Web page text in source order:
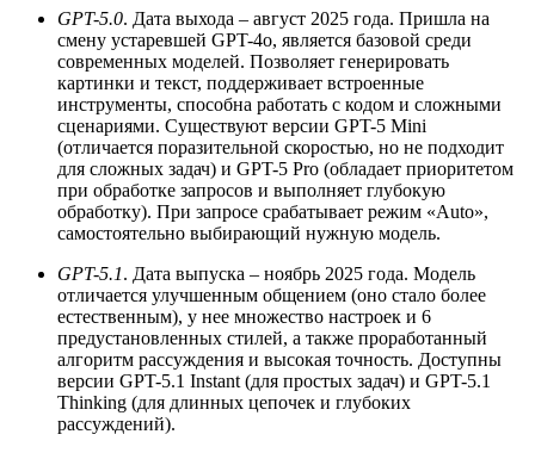
GPT-5.0. Дата выхода – август 2025 года. Пришла на
смену устаревшей GPT-4o, является базовой среди
современных моделей. Позволяет генерировать
картинки и текст, поддерживает встроенные
инструменты, способна работать с кодом и сложными
сценариями. Существуют версии GPT-5 Mini
(отличается поразительной скоростью, но не подходит
для сложных задач) и GPT-5 Pro (обладает приоритетом
при обработке запросов и выполняет глубокую
обработку). При запросе срабатывает режим «Auto»,
самостоятельно выбирающий нужную модель.
GPT-5.1. Дата выпуска – ноябрь 2025 года. Модель
отличается улучшенным общением (оно стало более
естественным), у нее множество настроек и 6
предустановленных стилей, а также проработанный
алгоритм рассуждения и высокая точность. Доступны
версии GPT-5.1 Instant (для простых задач) и GPT-5.1
Thinking (для длинных цепочек и глубоких
рассуждений).